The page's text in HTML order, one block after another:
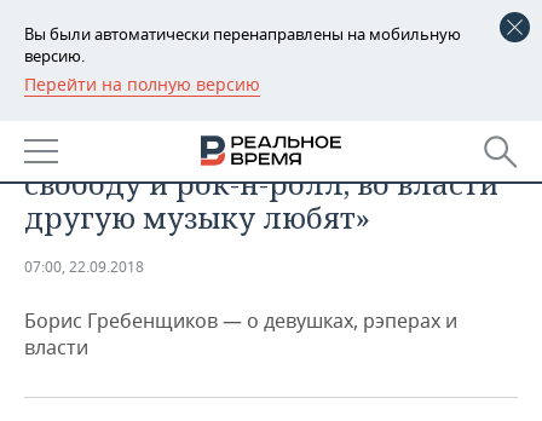
Вы были автоматически перенаправлены на мобильную
версию.
Перейти на полную версию
РЕГИОНЫ
БАШКОРТОСТАН
ТАТАРСТАН
НОВОСТИ
АНАЛИТИКА
ДЕКЛАРАЦИИ О ДОХОДАХ
НОВОСТИ ЭКОНОМИКИ
ПРОМЫШЛЕННОСТЬ
«Во власти нет людей, ценивших
свободу и рок-н-ролл, во власти
другую музыку любят»
07:00, 22.09.2018
Борис Гребенщиков — о девушках, рэперах и
власти